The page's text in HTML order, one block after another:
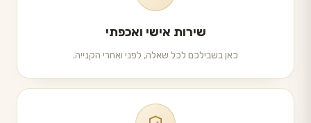
שירות אישי ואכפתי
כאן בשבילכם לכל שאלה, לפני ואחרי הקנייה.